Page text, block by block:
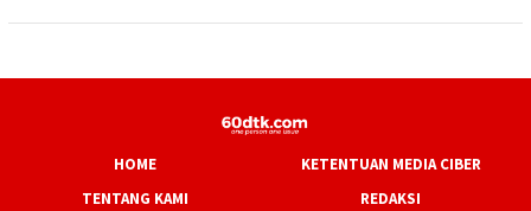
HOME
KETENTUAN MEDIA CIBER
TENTANG KAMI
REDAKSI